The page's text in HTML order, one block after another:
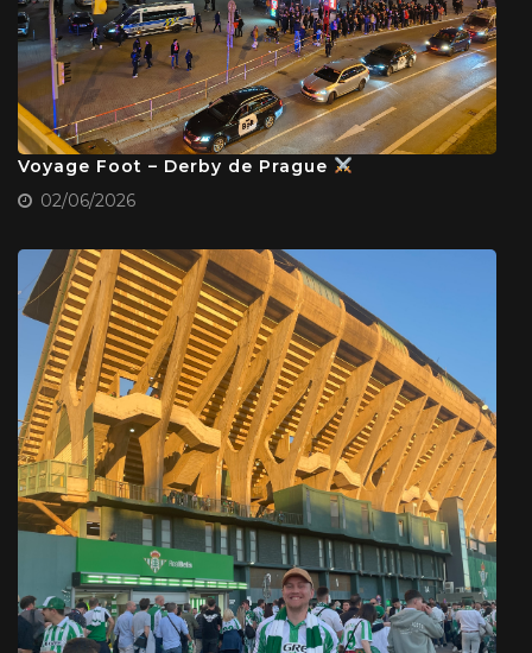
Voyage Foot – Derby de Prague
02/06/2026